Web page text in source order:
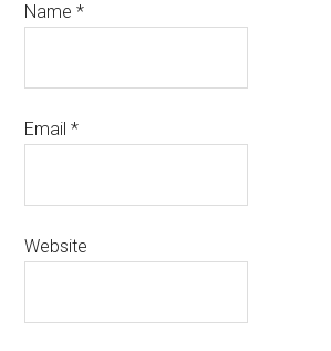
Name*
Email*
Website